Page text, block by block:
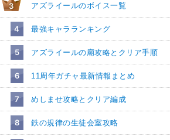
3 アズライールのボイス一覧
4 最強キャラランキング
5 アズライールの廟攻略とクリア手順
6 11周年ガチャ最新情報まとめ
7 めしませ攻略とクリア編成
8 鉄の規律の生徒会室攻略